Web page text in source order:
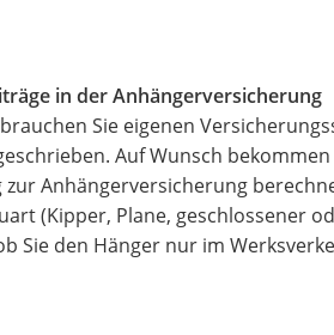
in der Anhängerversicherung
Sie eigenen
Auf Wunsch
Anhängerversicherung
(Kipper, Plane, geschlossener
Sie den Hänger nur im